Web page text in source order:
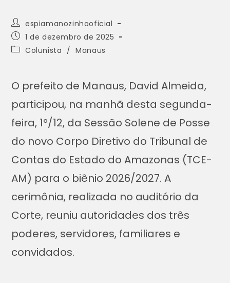
espiamanozinhooficial
1 de dezembro de 2025
Colunista / Manaus
O prefeito de Manaus, David Almeida,
participou, na manhã desta segunda-
feira, 1º/12, da Sessão Solene de Posse
do novo Corpo Diretivo do Tribunal de
Contas do Estado do Amazonas (TCE-
AM) para o biênio 2026/2027. A
cerimônia, realizada no auditório da
Corte, reuniu autoridades dos três
poderes, servidores, familiares e
convidados.